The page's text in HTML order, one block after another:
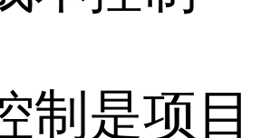
制是项目